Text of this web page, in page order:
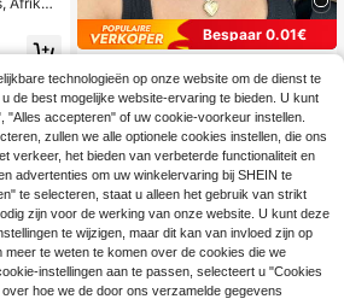
h
Bespaar 0.01€
laagde pruik met pony, zacht en ma
kkelijk te stylen synthetisch haar, g
eschikt voor dagelijks gebruik, wer
k, vakantie, Halloween, Kerstmis, c
adeau voor vrouwen
#2 Bestseller in Steil haar Synthetische geweven pruiken
16.40€16.41€
technologieën op onze website om de dienst te
de best mogelijke website-ervaring te bieden. U kunt
"Alles accepteren" of uw cookie-voorkeur instellen.
zullen we alle optionele cookies instellen, die ons
verkeer, het bieden van verbeterde functionaliteit en
advertenties om uw winkelervaring bij SHEIN te
te selecteren, staat u alleen het gebruik van strikt
zijn voor de werking van onze website. U kunt deze
te wijzigen, maar dit kan van invloed zijn op
te weten te komen over de cookies die we
instellingen aan te passen, selecteert u "Cookies
hoe we de door ons verzamelde gegevens